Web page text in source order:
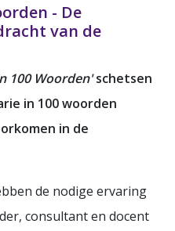
- De
van de
100 Woorden'schetsen
in 100 woorden
in de
de nodige ervaring
consultant en docent